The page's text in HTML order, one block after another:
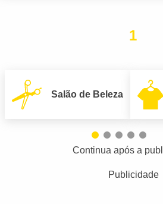
1
Salão de Beleza
Continua após a
Publicidade